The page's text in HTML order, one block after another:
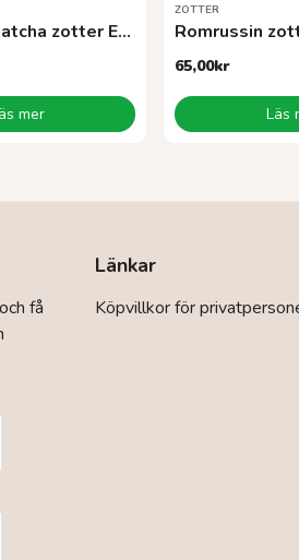
Tangerine matcha zotter EKO 70 g
mer
ZOTTER
Romrussin
65,00kr
Läs
få
Länkar
Köpvillkor för